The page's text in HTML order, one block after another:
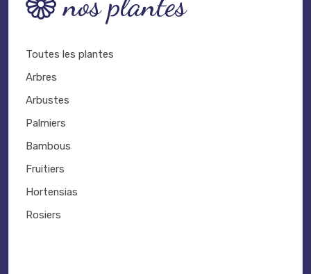
Toutes les plantes
Arbres
Arbustes
Palmiers
Bambous
Fruitiers
Hortensias
Rosiers